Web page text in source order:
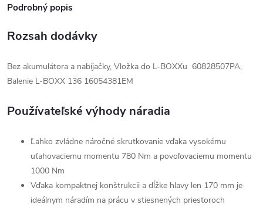
Podrobný popis
Rozsah dodávky
Bez akumulátora a nabíjačky, Vložka do L-BOXXu 60828507PA,
Balenie L-BOXX 136 16054381EM
Používateľské výhody náradia
Ľahko zvládne náročné skrutkovanie vďaka vysokému
uťahovaciemu momentu 780 Nm a povoľovaciemu momentu
1000 Nm
Vďaka kompaktnej konštrukcii a dĺžke hlavy len 170 mm je
ideálnym náradím na prácu v stiesnených priestoroch